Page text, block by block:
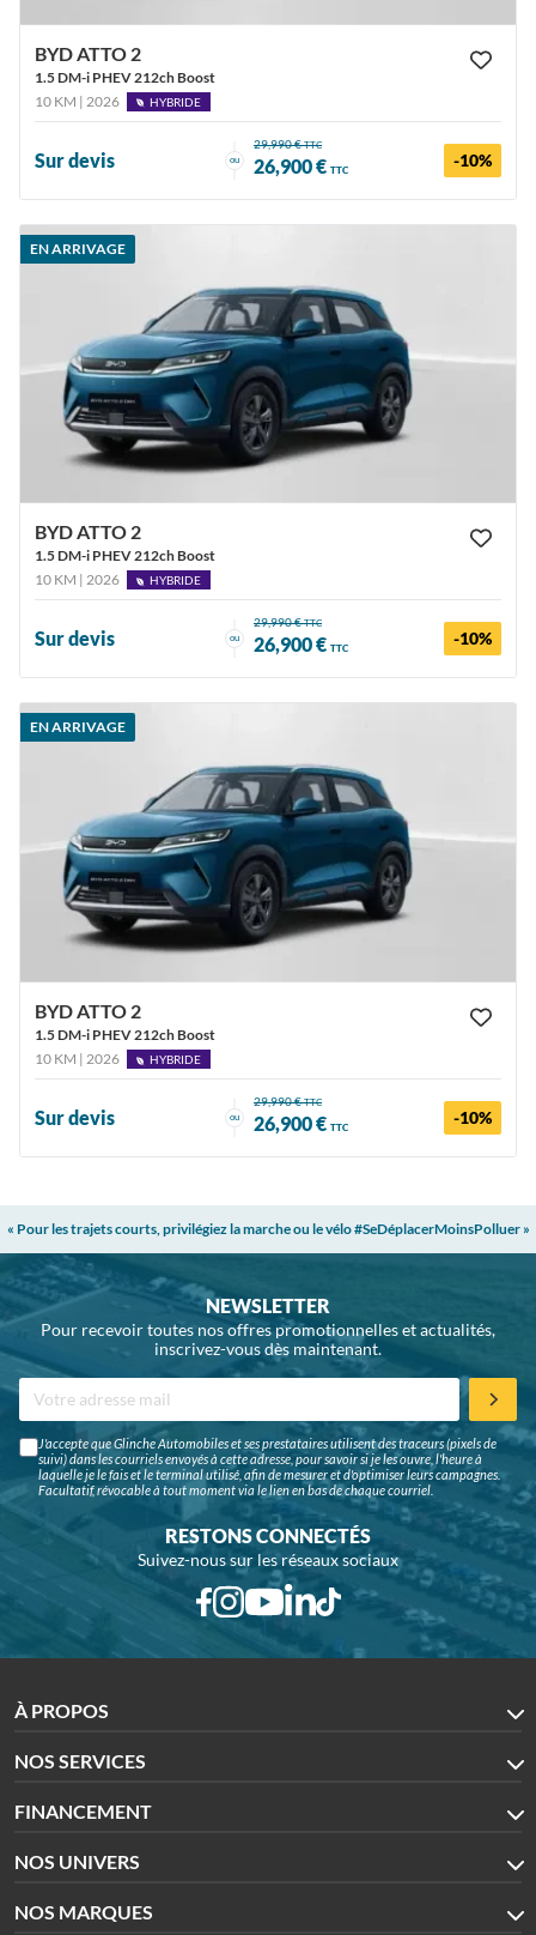
BYD ATTO 2
1.5 DM-i PHEV 212ch Boost
10 KM | 2026
HYBRIDE
Sur devis ou
29,990 €TTC
26,900 € TTC -10%
EN ARRIVAGE
BYD ATTO 2
1.5 DM-i PHEV 212ch Boost
10 KM | 2026
HYBRIDE
Sur devis ou
29,990 €TTC
26,900 € TTC -10%
EN ARRIVAGE
BYD ATTO 2
1.5 DM-i PHEV 212ch Boost
10 KM | 2026
HYBRIDE
Sur devis ou
29,990 €TTC
26,900 € TTC -10%
« Pour les trajets courts, privilégiez la marche ou le vélo #SeDéplacerMoinsPolluer »
NEWSLETTER
Pour recevoir toutes nos offres promotionnelles et actualités,
inscrivez-vous dès maintenant.
J'accepte que Glinche Automobiles et ses prestataires utilisent des traceurs (pixels de
suivi) dans les courriels envoyés à cette adresse, pour savoir si je les ouvre, l'heure à
laquelle je le fais et le terminal utilisé, afin de mesurer et d'optimiser leurs campagnes.
Facultatif, révocable à tout moment via le lien en bas de chaque courriel.
RESTONS CONNECTÉS
Suivez-nous sur les réseaux sociaux
À PROPOS
NOS SERVICES
FINANCEMENT
NOS UNIVERS
NOS MARQUES